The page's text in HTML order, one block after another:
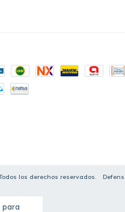
para
los derechos reservados.